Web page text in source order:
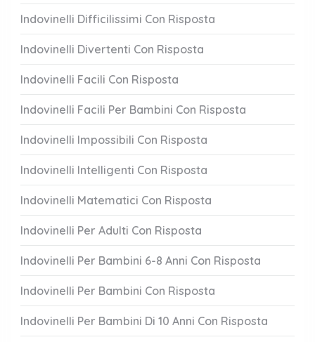
Indovinelli Difficilissimi Con Risposta
Indovinelli Divertenti Con Risposta
Indovinelli Facili Con Risposta
Indovinelli Facili Per Bambini Con Risposta
Indovinelli Impossibili Con Risposta
Indovinelli Intelligenti Con Risposta
Indovinelli Matematici Con Risposta
Indovinelli Per Adulti Con Risposta
Indovinelli Per Bambini 6-8 Anni Con Risposta
Indovinelli Per Bambini Con Risposta
Indovinelli Per Bambini Di 10 Anni Con Risposta